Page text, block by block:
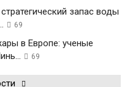
запас воды
69
в Европе: ученые
69